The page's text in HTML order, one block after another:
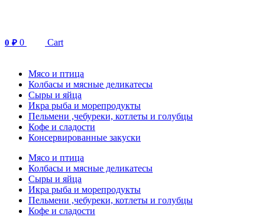
0 ₽ 0 Cart
Мясо и птица
Колбасы и мясные деликатесы
Сыры и яйца
Икра рыба и морепродукты
Пельмени ,чебуреки, котлеты и голубцы
Кофе и сладости
Консервированные закуски
Мясо и птица
Колбасы и мясные деликатесы
Сыры и яйца
Икра рыба и морепродукты
Пельмени ,чебуреки, котлеты и голубцы
Кофе и сладости